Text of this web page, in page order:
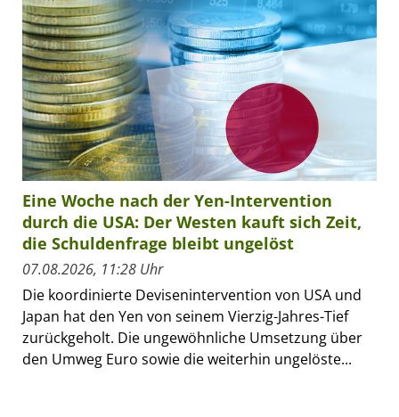
Eine Woche nach der Yen-Intervention
durch die USA: Der Westen kauft sich Zeit,
die Schuldenfrage bleibt ungelöst
07.08.2026, 11:28 Uhr
Die koordinierte Devisenintervention von USA und
Japan hat den Yen von seinem Vierzig-Jahres-Tief
zurückgeholt. Die ungewöhnliche Umsetzung über
den Umweg Euro sowie die weiterhin ungelöste...